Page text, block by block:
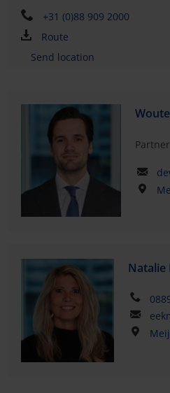
+31 (0)88 909 2000
Route
Send location
Partner
Natalie